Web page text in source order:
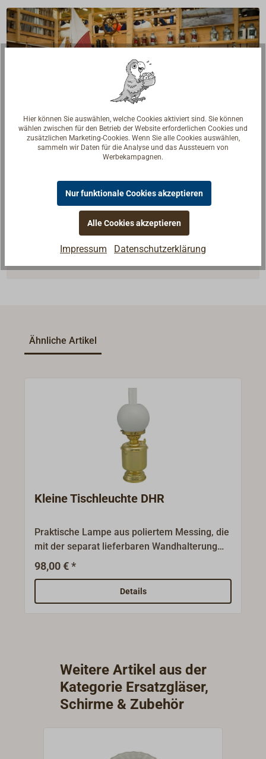
Fragen zum Artikel?
Reden Sie mit Handwerkern, Bootsbauern und
Seglerinnen. Wir verstehen Ihre Fragen und geben die
passende Antwort.
Experten kontaktieren
Ähnliche Artikel
Kleine Tischleuchte DHR
Praktische Lampe aus poliertem Messing, die
mit der separat lieferbaren Wandhalterung
auch als vollkardanische Wandlampe
eingesetzt werden kann. Das Licht wird durch
die weiße Glaskugel angenehm
gestreut.Technische Eigenschaften:6-liniger
Ersatzzylinder hat die Artikel Nr. 4130-106.
98,00 € *
Details
Weitere Artikel aus der
Kategorie Ersatzgläser,
Schirme & Zubehör
Hier können Sie auswählen, welche Cookies aktiviert sind. Sie können
wählen zwischen für den Betrieb der Website erforderlichen Cookies und
zusätzlichen Marketing-Cookies. Wenn Sie alle Cookies auswählen,
sammeln wir Daten für die Analyse und das Aussteuern von
Werbekampagnen.
Nur funktionale Cookies akzeptieren
Alle Cookies akzeptieren
Impressum Datenschutzerklärung